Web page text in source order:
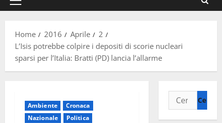
Menu
Home
2016 Aprile
2
L’Isis potrebbe colpire i depositi di scorie nucleari
sparsi per l’Italia: Bratti (PD) lancia l’allarme
Ambiente
Cronaca
Nazionale
Politica
Ricerca
per: